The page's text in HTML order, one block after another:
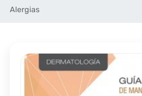
Alergias